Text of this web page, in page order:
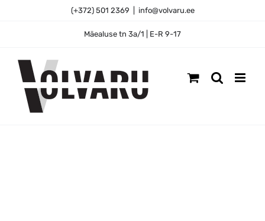
(+372) 501 2369 info@volvaru.ee
Mäealuse tn 3a/1 | E-R 9-17